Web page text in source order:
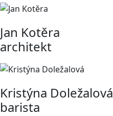
Jan Kotěra
architekt
Kristýna Doležalová
barista